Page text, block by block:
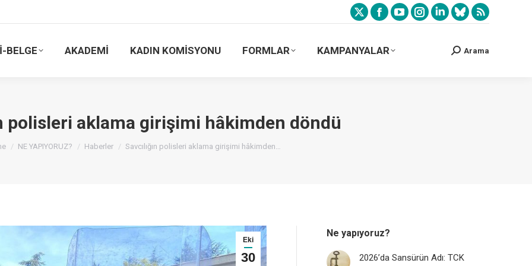
BELGE AKADEMİ KADIN KOMİSYONU FORMLAR KAMPANYALAR Arama
polisleri aklama girişimi hâkimden döndü
are here:
NE YAPIYORUZ? Haberler Savcılığın polisleri aklama girişimi hâkimden…
Eki
30
Ne yapıyoruz?
2026’da Sansürün Adı: TCK